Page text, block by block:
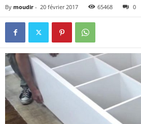
By moudir - 20 février 2017 65468 0